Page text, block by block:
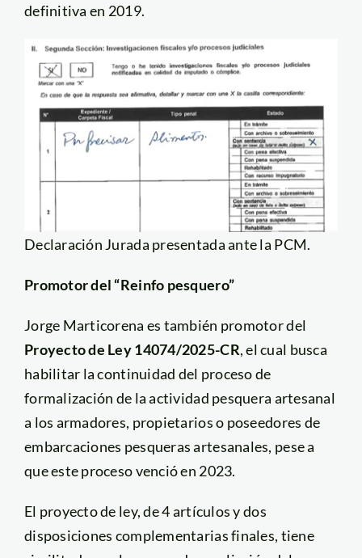
definitiva en 2019.
Declaración Jurada presentada ante la PCM.
Promotor del “Reinfo pesquero”
Jorge Marticorena es también promotor del
Proyecto de Ley 14074/2025-CR, el cual busca
habilitar la continuidad del proceso de
formalización de la actividad pesquera artesanal
a los armadores, propietarios o poseedores de
embarcaciones pesqueras artesanales, pese a
que este proceso venció en 2023.
El proyecto de ley, de 4 artículos y dos
disposiciones complementarias finales, tiene